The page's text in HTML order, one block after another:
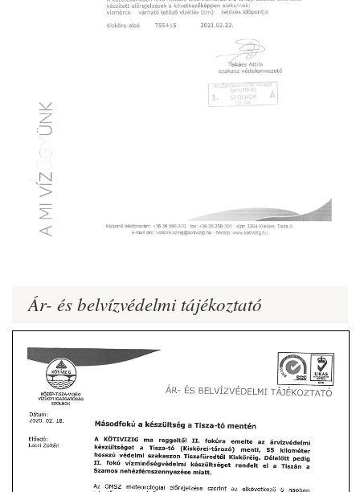
Ár- és belvízvédelmi tájékoztató